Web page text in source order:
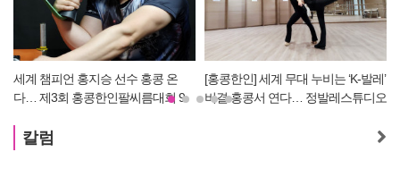
[홍콩한인] 세계 무대 누비는 ‘K-발레’
비결 홍콩서 연다… 정발레스튜디오
[홍콩한인] 이흥수 약사, 세계적 내
럴 보디빌딩 대회 WNBF 홍콩서 '마
칼럼